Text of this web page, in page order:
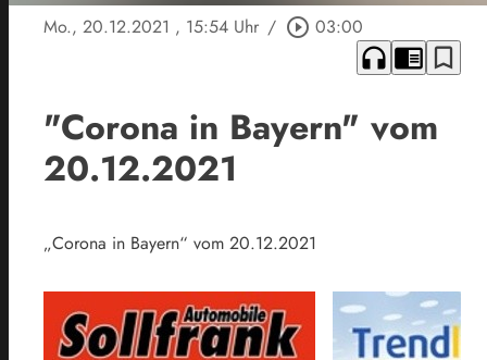
Mo., 20.12.2021 , 15:54 Uhr / play_circle_outline 03:00
headphones chrome_reader_mode bookmark_border
"Corona in Bayern" vom
20.12.2021
„Corona in Bayern“ vom 20.12.2021